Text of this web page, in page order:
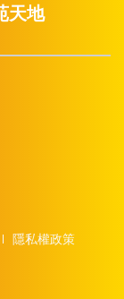
天地
隱私權政策